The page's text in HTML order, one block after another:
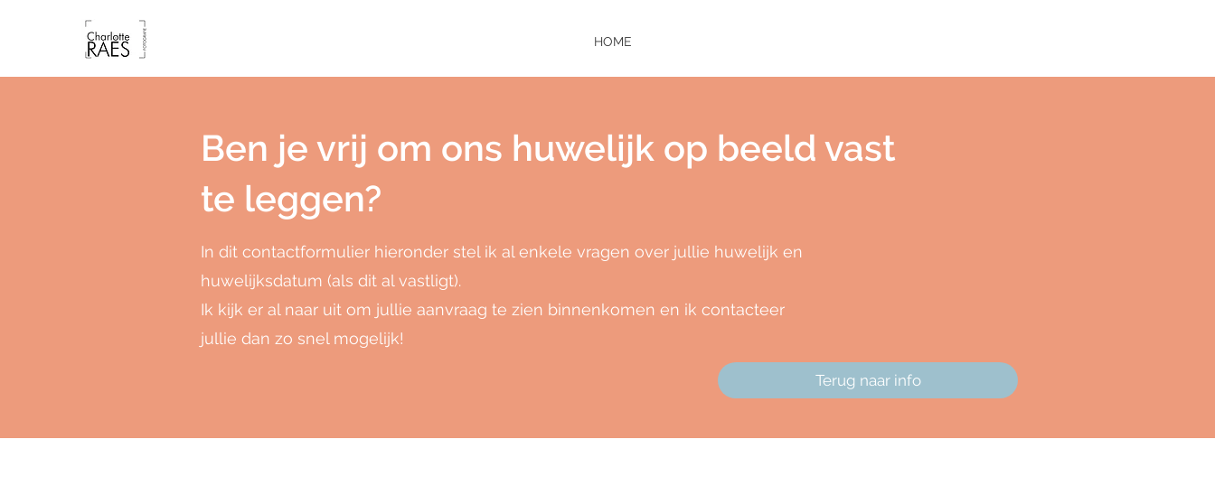
HOME
Ben je vrij om ons huwelijk op beeld vast
te leggen?
In dit contactformulier hieronder stel ik al enkele vragen over jullie huwelijk en
huwelijksdatum (als dit al vastligt).
Ik kijk er al naar uit om jullie aanvraag te zien binnenkomen en ik contacteer
jullie dan zo snel mogelijk!
Terug naar info